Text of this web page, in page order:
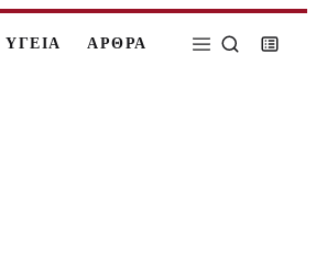
ΥΓΕΙΑ ΑΡΘΡΑ